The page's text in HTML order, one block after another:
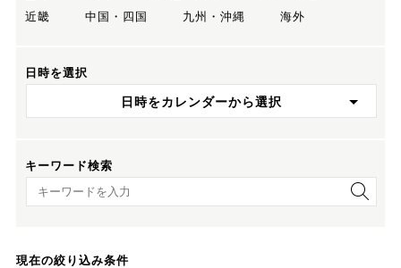
近畿
中国・四国 九州・沖縄 海外
日時を選択
日時をカレンダーから選択
キーワード検索
キーワード検索
現在の絞り込み条件